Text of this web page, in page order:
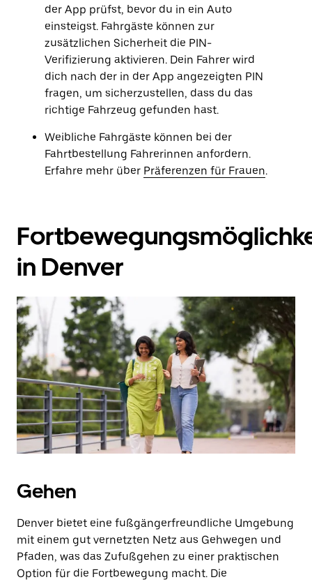
der App prüfst, bevor du in ein Auto
einsteigst. Fahrgäste können zur
zusätzlichen Sicherheit die PIN-
Verifizierung aktivieren. Dein Fahrer wird
dich nach der in der App angezeigten PIN
fragen, um sicherzustellen, dass du das
richtige Fahrzeug gefunden hast.
Weibliche Fahrgäste können bei der
Fahrtbestellung Fahrerinnen anfordern.
Erfahre mehr über Präferenzen für Frauen.
in Denver
Gehen
Denver bietet eine fußgängerfreundliche Umgebung
mit einem gut vernetzten Netz aus Gehwegen und
Pfaden, was das Zufußgehen zu einer praktischen
Option für die Fortbewegung macht. Die